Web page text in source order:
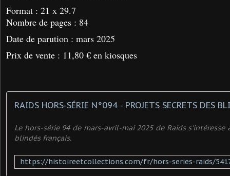
Format : 21 x 29.7
Nombre de pages : 84
Date de parution : mars 2025
Prix de vente : 11,80 € en kiosques
Le hors-série 94 de mars-avril-mai 2025 de Raids s'intéresse
blindés français.